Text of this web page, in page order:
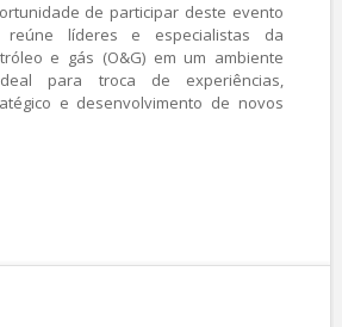
de participar deste evento
reúne líderes e especialistas da
e gás (O&G) em um ambiente
para troca de experiências,
e desenvolvimento de novos